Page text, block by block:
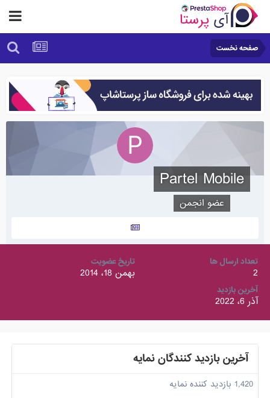
صفحه نخست
Partel Mobile
عضو انجمن
تعداد ارسال ها
2
تاریخ عضویت
بهمن 18، 2014
آخرین بازدید
آذر 6، 2022
آخرین بازدید کنندگان نمایه
1,420 بازدید کننده نمایه